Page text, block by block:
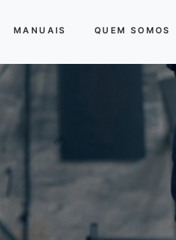
MANUAIS QUEM SOMOS